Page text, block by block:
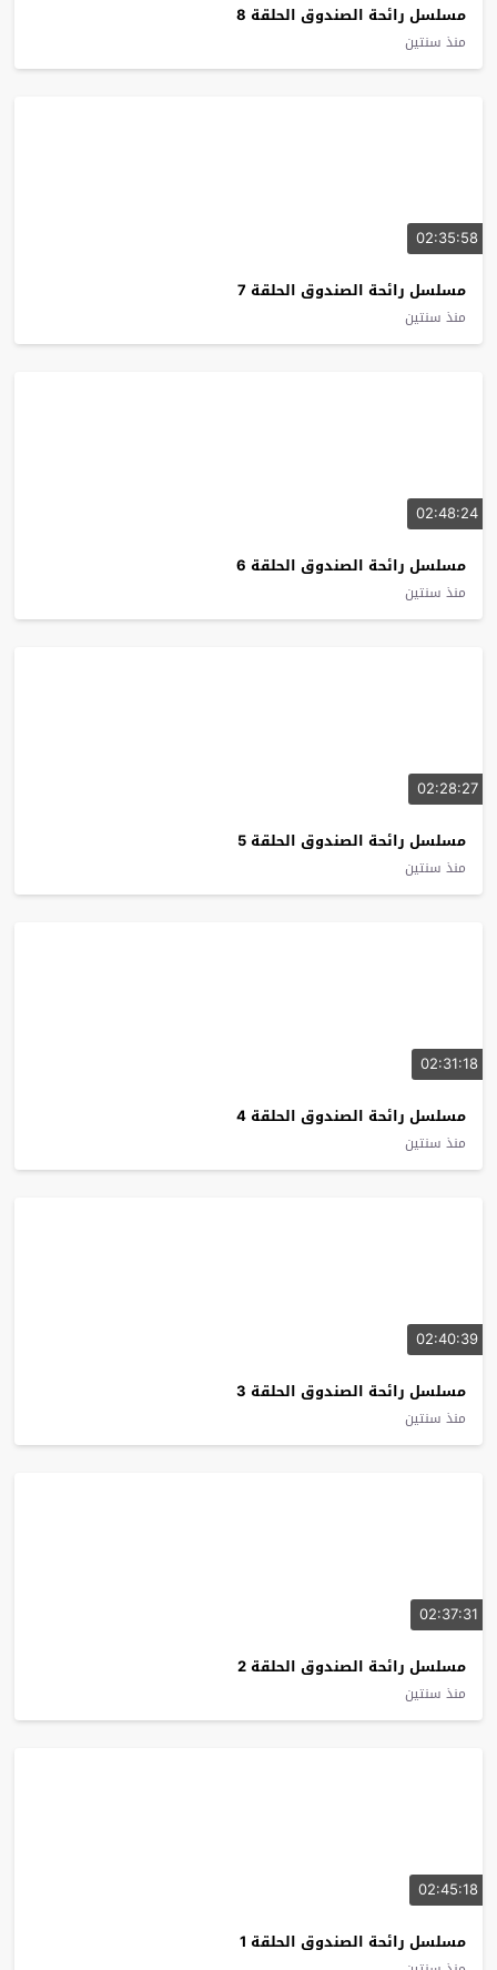
مسلسل رائحة الصندوق الحلقة 8
منذ سنتين
02:35:58
مسلسل رائحة الصندوق الحلقة 7
منذ سنتين
02:48:24
مسلسل رائحة الصندوق الحلقة 6
منذ سنتين
02:28:27
مسلسل رائحة الصندوق الحلقة 5
منذ سنتين
02:31:18
مسلسل رائحة الصندوق الحلقة 4
منذ سنتين
02:40:39
مسلسل رائحة الصندوق الحلقة 3
منذ سنتين
02:37:31
مسلسل رائحة الصندوق الحلقة 2
منذ سنتين
02:45:18
مسلسل رائحة الصندوق الحلقة 1